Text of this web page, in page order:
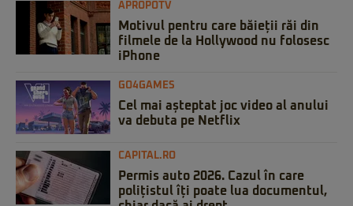
APROPOTV
Motivul pentru care băieții răi din
filmele de la Hollywood nu folosesc
iPhone
GO4GAMES
Cel mai așteptat joc video al anului
va debuta pe Netflix
CAPITAL.RO
Permis auto 2026. Cazul în care
polițistul îți poate lua documentul,